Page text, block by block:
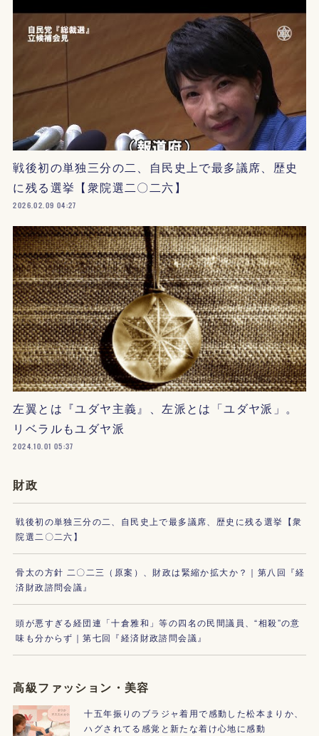
戦後初の単独三分の二、自民史上で最多議席、歴史
に残る選挙【衆院選二〇二六】
2026.02.09 04:27
左翼とは『ユダヤ主義』、左派とは「ユダヤ派」。
リベラルもユダヤ派
2024.10.01 05:37
財政
戦後初の単独三分の二、自民史上で最多議席、歴史に残る選挙【衆
院選二〇二六】
骨太の方針 二〇二三（原案）、財政は緊縮か拡大か？｜第八回『経
済財政諮問会議』
頭が悪すぎる経団連「十倉雅和」等の四名の民間議員、“相殺”の意
味も分からず｜第七回『経済財政諮問会議』
高級ファッション・美容
十五年振りのブラジャ着用で感動した松本まりか、
ハグされてる感覚と新たな着け心地に感動